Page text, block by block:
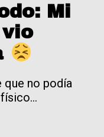
Mi
que no podía